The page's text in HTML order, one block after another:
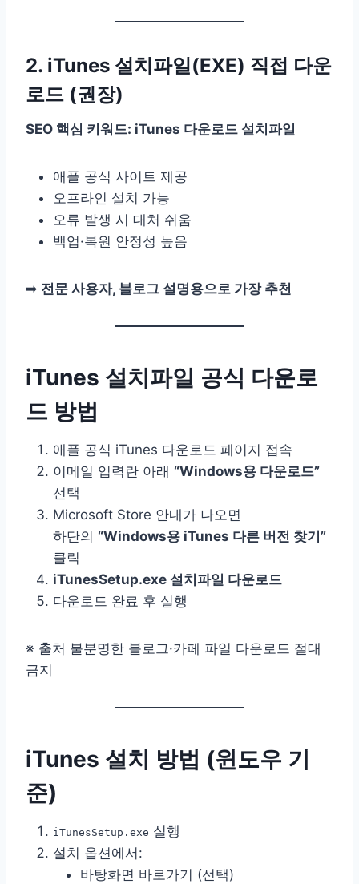
2. iTunes 설치파일(EXE) 직접 다운
로드 (권장)
SEO 핵심 키워드: iTunes 다운로드 설치파일
애플 공식 사이트 제공
오프라인 설치 가능
오류 발생 시 대처 쉬움
백업·복원 안정성 높음
➡ 전문 사용자, 블로그 설명용으로 가장 추천
iTunes 설치파일 공식 다운로
드 방법
애플 공식 iTunes 다운로드 페이지 접속
이메일 입력란 아래 “Windows용 다운로드”
선택
Microsoft Store 안내가 나오면
하단의 “Windows용 iTunes 다른 버전 찾기”
클릭
iTunesSetup.exe 설치파일 다운로드
다운로드 완료 후 실행
※ 출처 불분명한 블로그·카페 파일 다운로드 절대
금지
iTunes 설치 방법 (윈도우 기
준)
iTunesSetup.exe 실행
설치 옵션에서:
바탕화면 바로가기 (선택)